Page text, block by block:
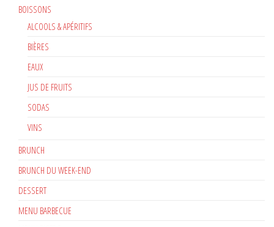
BOISSONS
ALCOOLS & APÉRITIFS
BIÈRES
EAUX
JUS DE FRUITS
SODAS
VINS
BRUNCH
BRUNCH DU WEEK-END
DESSERT
MENU BARBECUE